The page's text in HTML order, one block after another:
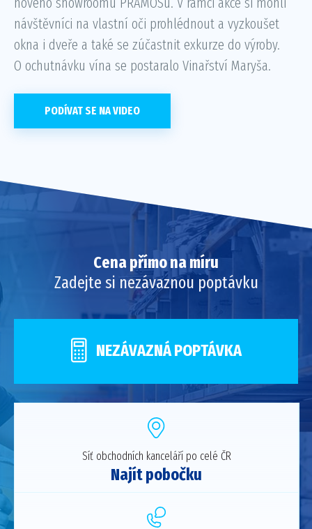
návštěvníci na vlastní oči prohlédnout a vyzkoušet
okna i dveře a také se zúčastnit exkurze do výroby.
O ochutnávku vína se postaralo Vinařství Maryša.
PODÍVAT SE NA VIDEO
Cena přímo na míru
Zadejte si nezávaznou poptávku
NEZÁVAZNÁ POPTÁVKA
Síť obchodních kanceláří po celé ČR
Najít pobočku